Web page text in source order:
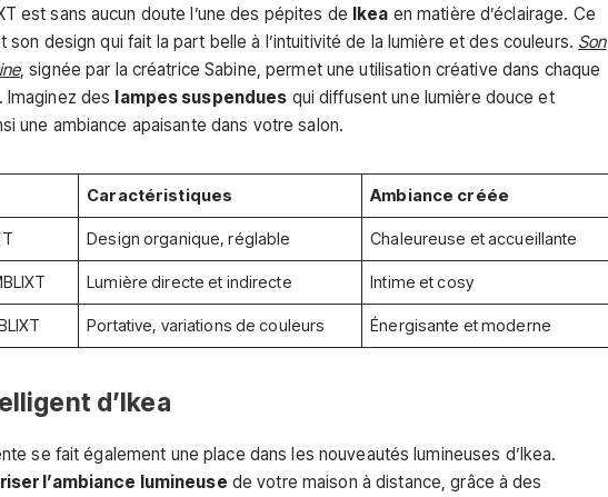
est sans aucun doute l’une des pépites de Ikea en matière d’éclairage. Ce
son design qui fait la part belle à l’intuitivité de la lumière et des couleurs. Son
, signée par la créatrice Sabine, permet une utilisation créative dans chaque
des lampes suspendues qui diffusent une lumière douce et
une ambiance apaisante dans votre salon.
Caractéristiques Ambiance créée
Design organique, réglable Chaleureuse et accueillante
Lumière directe et indirecte Intime et cosy
Portative, variations de couleurs Énergisante et moderne
d’Ikea
se fait également une place dans les nouveautés lumineuses d’Ikea.
l’ambiance lumineuse de votre maison à distance, grâce à des